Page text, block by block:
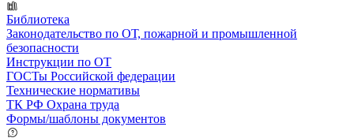
Библиотека
Законодательство по ОТ, пожарной и промышленной
безопасности
Инструкции по ОТ
ГОСТы Российской федерации
Технические нормативы
ТК РФ Охрана труда
Формы/шаблоны документов